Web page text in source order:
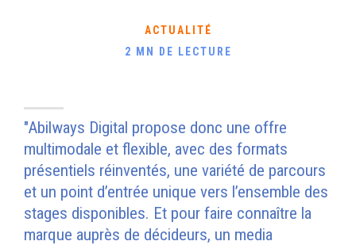
ACTUALITÉ
2 MN DE LECTURE
"Abilways Digital propose donc une offre
multimodale et flexible, avec des formats
présentiels réinventés, une variété de parcours
et un point d’entrée unique vers l’ensemble des
stages disponibles. Et pour faire connaître la
marque auprès de décideurs, un media